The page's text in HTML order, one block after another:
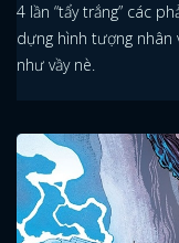
4 lần “tẩy trắng” các
dựng hình tượng nhân
như vầy nè.